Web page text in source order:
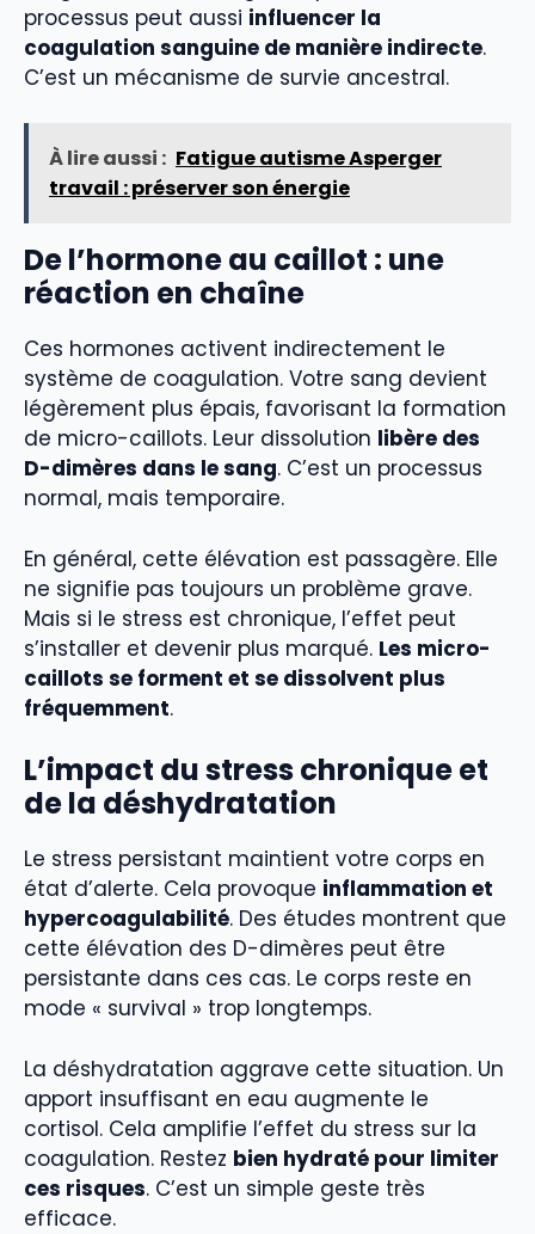
processus peut aussi influencer la
coagulation sanguine de manière indirecte.
C’est un mécanisme de survie ancestral.
À lire aussi : Fatigue autisme Asperger
travail : préserver son énergie
De l’hormone au caillot : une
réaction en chaîne
Ces hormones activent indirectement le
système de coagulation. Votre sang devient
légèrement plus épais, favorisant la formation
de micro-caillots. Leur dissolution libère des
D-dimères dans le sang. C’est un processus
normal, mais temporaire.
En général, cette élévation est passagère. Elle
ne signifie pas toujours un problème grave.
Mais si le stress est chronique, l’effet peut
s’installer et devenir plus marqué. Les micro-
caillots se forment et se dissolvent plus
fréquemment.
L’impact du stress chronique et
de la déshydratation
Le stress persistant maintient votre corps en
état d’alerte. Cela provoque inflammation et
hypercoagulabilité. Des études montrent que
cette élévation des D-dimères peut être
persistante dans ces cas. Le corps reste en
mode « survival » trop longtemps.
La déshydratation aggrave cette situation. Un
apport insuffisant en eau augmente le
cortisol. Cela amplifie l’effet du stress sur la
coagulation. Restez bien hydraté pour limiter
ces risques. C’est un simple geste très
efficace.